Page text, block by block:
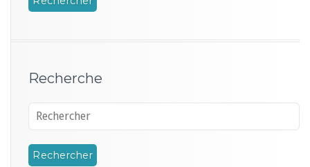
Recherche